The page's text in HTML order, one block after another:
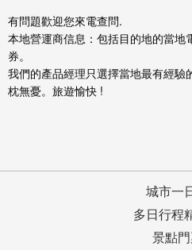
有問題歡迎您來電查問.
本地營運商信息：包括目的地的當地
券。
我們的產品經理只選擇當地最有經驗
枕無憂。旅遊愉快 !
城市一
多日行程
景點